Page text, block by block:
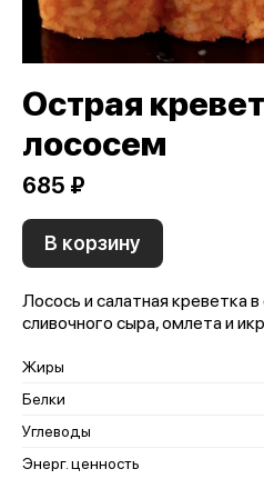
Острая
лососем
685 ₽
В корзину
Лосось и салатная креветка
сливочного сыра, омлета и
Жиры
Белки
Углеводы
Энерг. ценность